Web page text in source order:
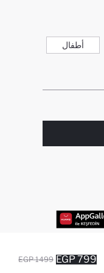
1499 EGP 799 EGP
أطفال